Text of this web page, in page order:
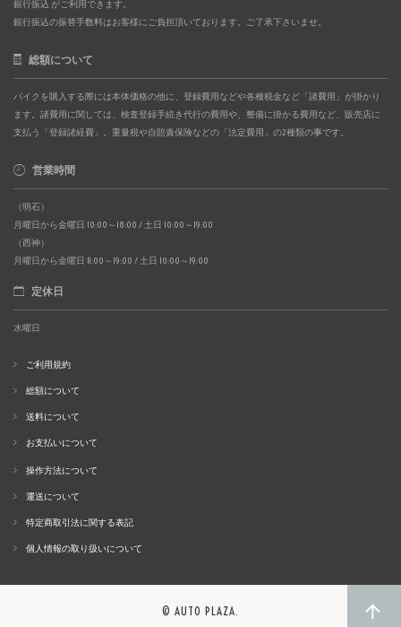
銀行振込 がご利用できます。
銀行振込の振替手数料はお客様にご負担頂いております。ご了承下さいませ。
総額について
バイクを購入する際には本体価格の他に、登録費用などや各種税金など「諸費用」が掛かり
ます。諸費用に関しては、検査登録手続き代行の費用や、整備に掛かる費用など、販売店に
支払う「登録諸経費」。重量税や自賠責保険などの「法定費用」の2種類の事です。
営業時間
（明石）
月曜日から金曜日 10:00～18:00 / 土日 10:00～19:00
（西神）
月曜日から金曜日 11:00～19:00 / 土日 10:00～19:00
定休日
水曜日
ご利用規約
総額について
送料について
お支払いについて
操作方法について
運送について
特定商取引法に関する表記
個人情報の取り扱いについて
© AUTO PLAZA.